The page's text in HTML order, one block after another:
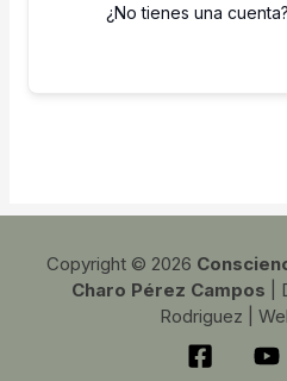
¿No tienes una cuenta?
Copyright © 2026
Charo Pérez Campos |
Rodriguez |